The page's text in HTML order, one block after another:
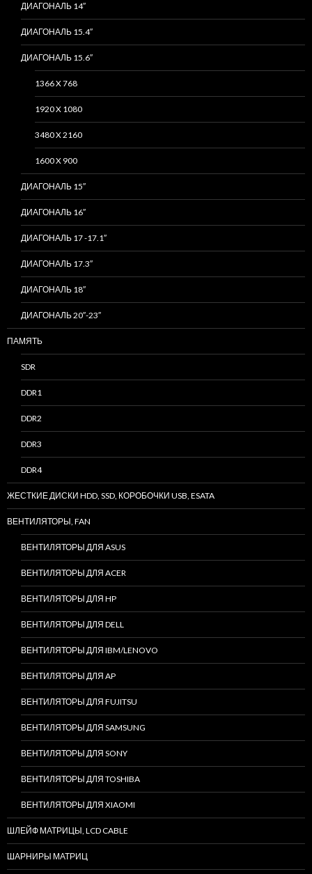
ДИАГОНАЛЬ 14″
ДИАГОНАЛЬ 15.4″
ДИАГОНАЛЬ 15.6″
1366 X 768
1920 X 1080
3480 X 2160
1600 X 900
ДИАГОНАЛЬ 15″
ДИАГОНАЛЬ 16″
ДИАГОНАЛЬ 17 -17.1″
ДИАГОНАЛЬ 17.3″
ДИАГОНАЛЬ 18″
ДИАГОНАЛЬ 20″-23″
ПАМЯТЬ
SDR
DDR1
DDR2
DDR3
DDR4
ЖЕСТКИЕ ДИСКИ HDD, SSD, КОРОБОЧКИ USB, ESATA
ВЕНТИЛЯТОРЫ, FAN
ВЕНТИЛЯТОРЫ ДЛЯ ASUS
ВЕНТИЛЯТОРЫ ДЛЯ ACER
ВЕНТИЛЯТОРЫ ДЛЯ HP
ВЕНТИЛЯТОРЫ ДЛЯ DELL
ВЕНТИЛЯТОРЫ ДЛЯ IBM/LENOVO
ВЕНТИЛЯТОРЫ ДЛЯ AP
ВЕНТИЛЯТОРЫ ДЛЯ FUJITSU
ВЕНТИЛЯТОРЫ ДЛЯ SAMSUNG
ВЕНТИЛЯТОРЫ ДЛЯ SONY
ВЕНТИЛЯТОРЫ ДЛЯ TOSHIBA
ВЕНТИЛЯТОРЫ ДЛЯ XIAOMI
ШЛЕЙФ МАТРИЦЫ, LCD CABLE
ШАРНИРЫ МАТРИЦ